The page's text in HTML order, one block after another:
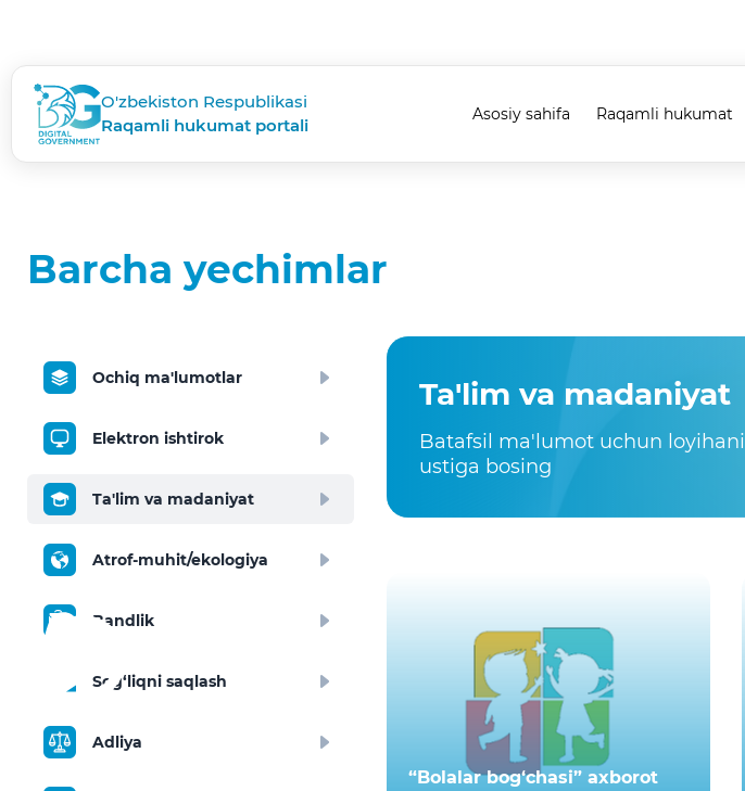
O'zbekiston Respublikasi
Raqamli hukumat portali
Asosiy sahifa Raqamli hukumat
Barcha yechimlar
Ochiq ma'lumotlar
Elektron ishtirok
Ta'lim va madaniyat
Atrof-muhit/ekologiya
Bandlik
Sog‘liqni saqlash
Adliya
Ta'lim va madaniyat
Batafsil ma'lumot uchun loyihani
ustiga bosing
“Bolalar bog‘chasi” axborot